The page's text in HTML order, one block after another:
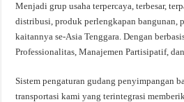
Menjadi grup usaha terpercaya, terbesar,
distribusi, produk perlengkapan bangunan,
kaitannya se-Asia Tenggara. Dengan
Professionalitas, Manajemen Partisipatif,
Sistem pengaturan gudang penyimpangan
transportasi kami yang terintegrasi